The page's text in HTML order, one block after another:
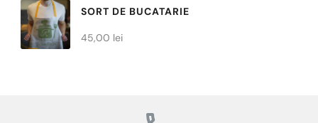
30,00 lei
SORT DE BUCATARIE
45,00 lei